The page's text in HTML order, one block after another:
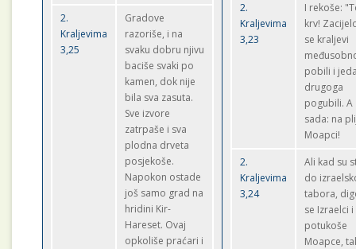
2.
Kraljevima
3,25
Gradove
razoriše, i na
svaku dobru njivu
baciše svaki po
kamen, dok nije
bila sva zasuta.
Sve izvore
zatrpaše i sva
plodna drveta
posjekoše.
Napokon ostade
još samo grad na
hridini Kir-
Hareset. Ovaj
opkoliše praćari i
2.
Kraljevima
3,23
I rekoše:
krv!
se kraljevi
pobili i
drugoga
pogubili. A
sada: na
Moapci!
2.
Kraljevima
3,24
Ali kad su
do
tabora,
se Izraelci i
potukoše
Moapce,